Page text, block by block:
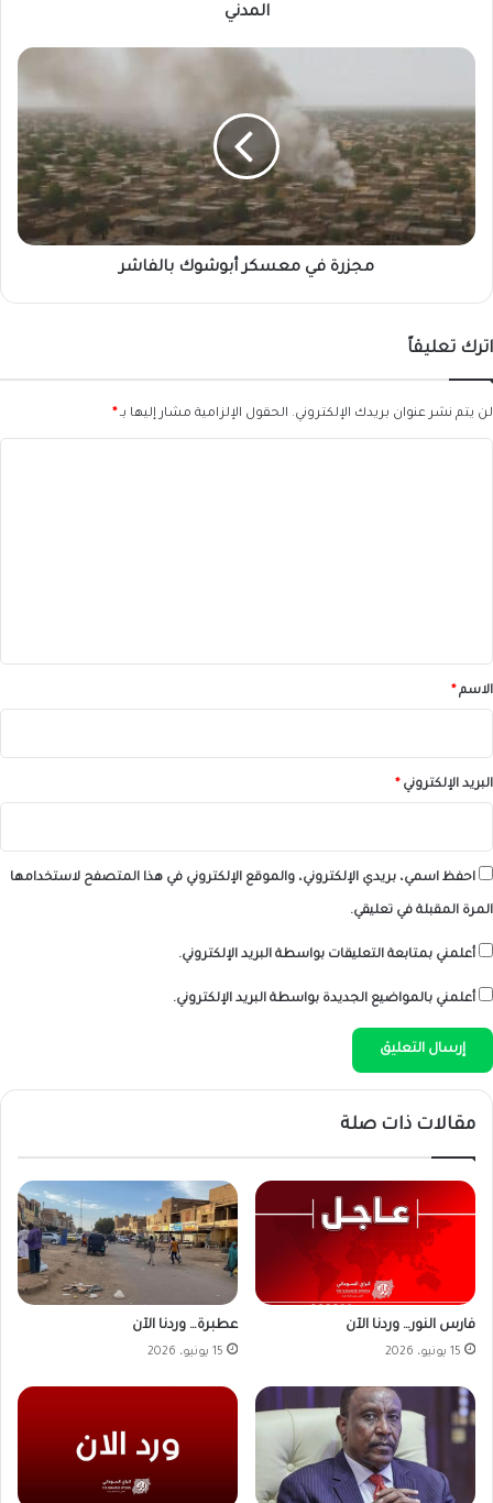
المدني
مجزرة
معسكر
أبوشوك
بالفاشر
مجزرة في معسكر أبوشوك بالفاشر
اترك تعليقاً
لن يتم نشر عنوان بريدك الإلكتروني. الحقول الإلزامية مشار إليها بـ *
*الاسم *
البريد الإلكتروني *
احفظ اسمي، بريدي الإلكتروني، والموقع الإلكتروني في هذا المتصفح لاستخدامها
المرة المقبلة في تعليقي.
أعلمني بمتابعة التعليقات بواسطة البريد الإلكتروني.
أعلمني بالمواضيع الجديدة بواسطة البريد الإلكتروني.
مقالات ذات صلة
فارس النور… وردنا الآن
15 يونيو، 2026
عطبرة… وردنا الآن
15 يونيو، 2026